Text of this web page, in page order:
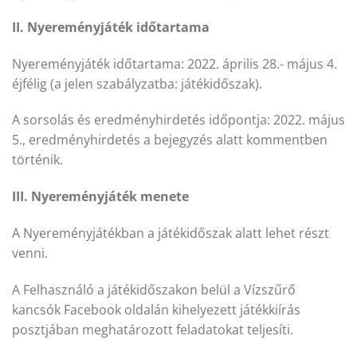
II. Nyereményjáték időtartama
Nyereményjáték időtartama: 2022. április 28.- május 4.
éjfélig (a jelen szabályzatba: játékidőszak).
A sorsolás és eredményhirdetés időpontja: 2022. május
5., eredményhirdetés a bejegyzés alatt kommentben
történik.
III. Nyereményjáték menete
A Nyereményjátékban a játékidőszak alatt lehet részt
venni.
A Felhasználó a játékidőszakon belül a Vízszűrő
kancsók Facebook oldalán kihelyezett játékkiírás
posztjában meghatározott feladatokat teljesíti.